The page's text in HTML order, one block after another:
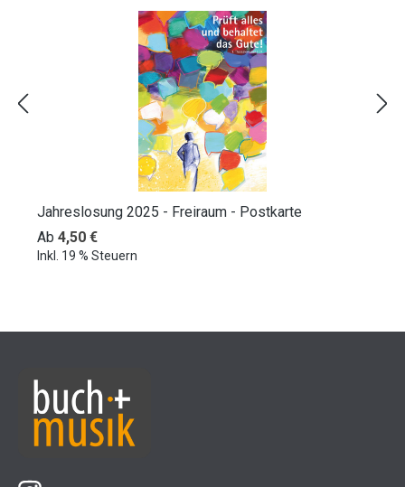
Jahreslosung 2025 - Freiraum - Postkarte
Regulärer Preis:
Ab 4,50 €
Inkl. 19 % Steuern